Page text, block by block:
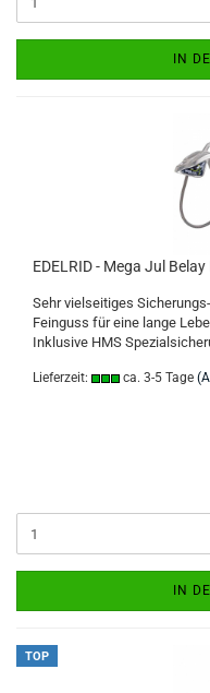
IN
EDELRID - Mega Jul Belay
Sehr vielseitiges
Feinguss für eine lange
Inklusive HMS
Lieferzeit: ca. 3-5 Tage
IN
TOP